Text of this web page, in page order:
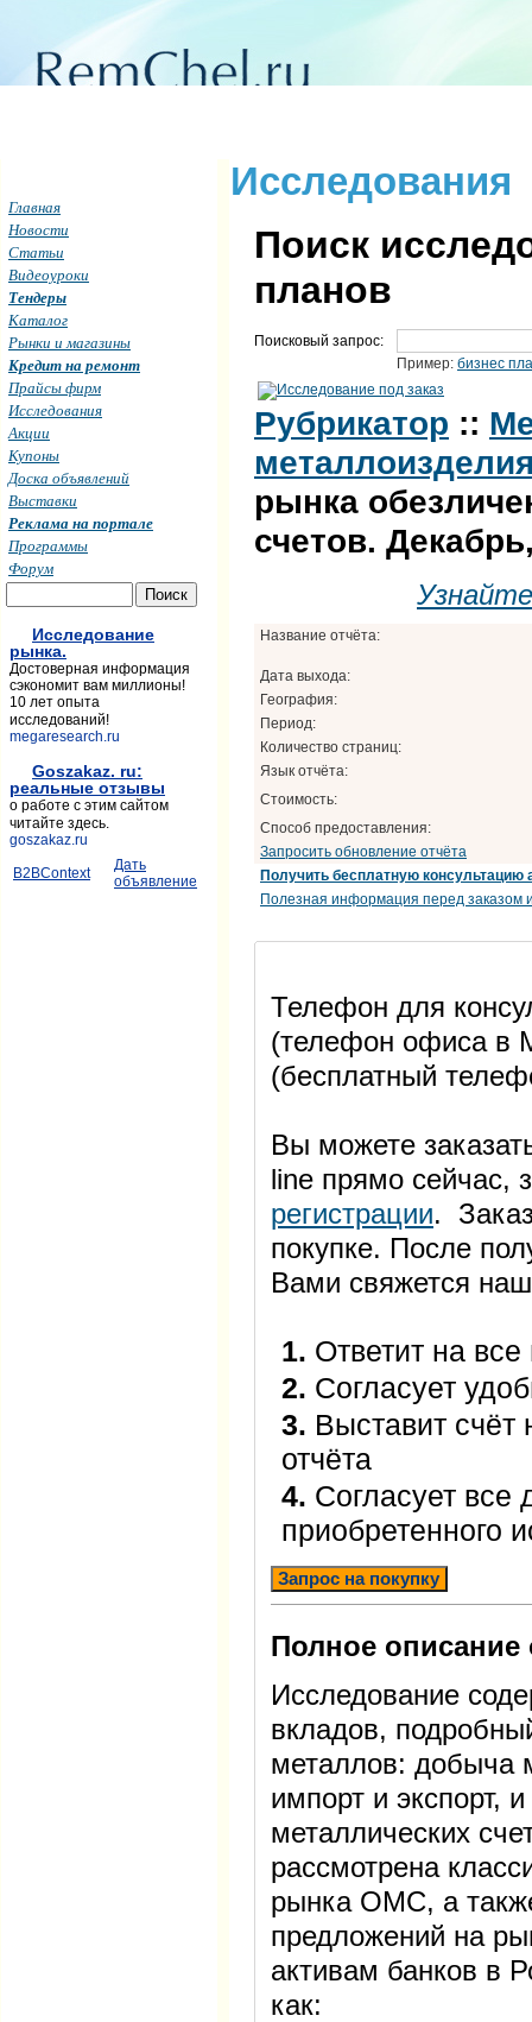
Исследования
Поиск
планов
Поисковый запрос:
Пример: бизнес
Рубрикатор ::
рынка
счетов.
Название отчёта:
Дата выхода:
География:
Период:
Количество страниц:
Язык отчёта:
Стоимость:
Способ предоставления:
Запросить обновление отчёта
Получить бесплатную консультацию
Полезная информация перед заказом
Телефон для
(телефон офиса в
(бесплатный
Вы можете
line прямо
регистрации.
покупке. После
Вами свяжется
1. Ответит на
2. Согласует
3. Выставит счёт
отчёта
4. Согласует все
приобретенного
Запрос на покупку
Полное описание
Исследование
вкладов,
металлов: добыча
импорт и экспорт,
металлических
рассмотрена
рынка ОМС, а
предложений на
активам банков в
как:
Главная
Новости
Статьи
Видеоуроки
Тендеры
Каталог
Рынки и магазины
Кредит на ремонт
Прайсы фирм
Исследования
Акции
Купоны
Доска объявлений
Выставки
Реклама на портале
Программы
Форум
Исследование
рынка.
Достоверная информация
сэкономит вам миллионы!
10 лет опыта
исследований!
megaresearch.ru
Goszakaz. ru:
реальные отзывы
о работе с этим сайтом
читайте здесь.
goszakaz.ru
B2BContext
Дать
объявление